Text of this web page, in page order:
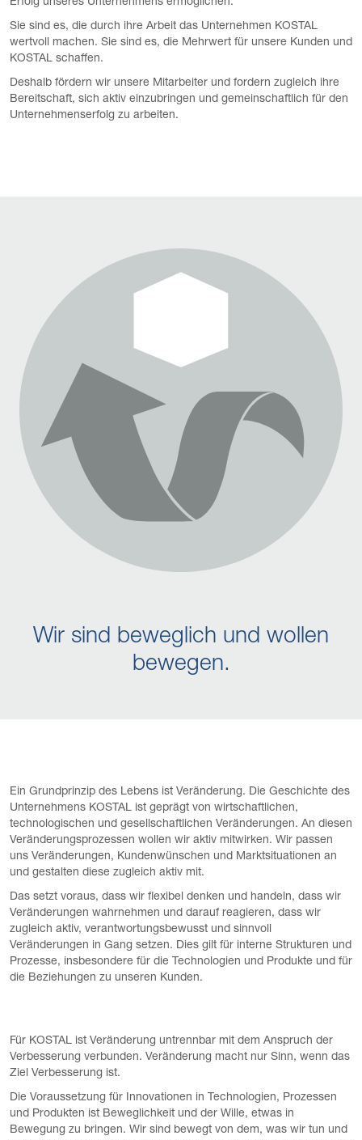
Erfolg unseres Unternehmens ermöglichen.
Sie sind es, die durch ihre Arbeit das Unternehmen KOSTAL
wertvoll machen. Sie sind es, die Mehrwert für unsere Kunden und
KOSTAL schaffen.
Deshalb fördern wir unsere Mitarbeiter und fordern zugleich ihre
Bereitschaft, sich aktiv einzubringen und gemeinschaftlich für den
Unternehmenserfolg zu arbeiten.
Wir sind beweglich und wollen
bewegen.
Ein Grundprinzip des Lebens ist Veränderung. Die Geschichte des
Unternehmens KOSTAL ist geprägt von wirtschaftlichen,
technologischen und gesellschaftlichen Veränderungen. An diesen
Veränderungsprozessen wollen wir aktiv mitwirken. Wir passen
uns Veränderungen, Kundenwünschen und Marktsituationen an
und gestalten diese zugleich aktiv mit.
Das setzt voraus, dass wir flexibel denken und handeln, dass wir
Veränderungen wahrnehmen und darauf reagieren, dass wir
zugleich aktiv, verantwortungsbewusst und sinnvoll
Veränderungen in Gang setzen. Dies gilt für interne Strukturen und
Prozesse, insbesondere für die Technologien und Produkte und für
die Beziehungen zu unseren Kunden.
Für KOSTAL ist Veränderung untrennbar mit dem Anspruch der
Verbesserung verbunden. Veränderung macht nur Sinn, wenn das
Ziel Verbesserung ist.
Die Voraussetzung für Innovationen in Technologien, Prozessen
und Produkten ist Beweglichkeit und der Wille, etwas in
Bewegung zu bringen. Wir sind bewegt von dem, was wir tun und